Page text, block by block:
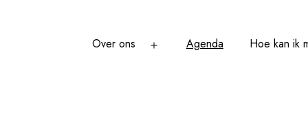
Over ons
Open
Agenda Hoe kan ik